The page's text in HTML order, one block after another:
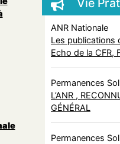
Vie
ANR Nationale
Les publications
Echo de la CFR,
Permanences
L’ANR ,
GÉNÉRAL
Permanences